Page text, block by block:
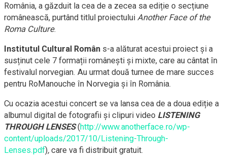
România, a găzduit la cea de a zecea sa ediție o secțiune
românească, purtând titlul proiectului Another Face of the
Roma Culture.
Institutul Cultural Român s-a alăturat acestui proiect și a
susținut cele 7 formații românești și mixte, care au cântat în
festivalul norvegian. Au urmat două turnee de mare succes
pentru RoManouche în Norvegia și în România.
Cu ocazia acestui concert se va lansa cea de a doua ediție a
albumul digital de fotografii și clipuri video LISTENING
THROUGH LENSES(http://www.anotherface.ro/wp-
content/uploads/2017/10/Listening-Through-
Lenses.pdf), care va fi distribuit gratuit.